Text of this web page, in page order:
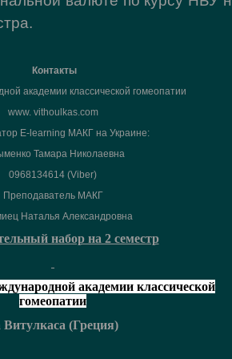
Контакты
академии классической гомеопатии
www. vithoulkas.com
E-learning МАКГ на Украине:
Тамара Николаевна
0968134614 (Viber)
Преподаватель МАКГ
Наталья Александровна
набор на 2 семестр
академии классической
гомеопатии
Витулкаса (Греция)